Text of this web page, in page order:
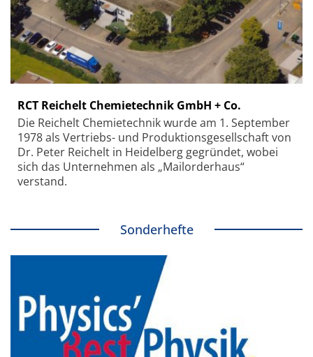
RCT Reichelt Chemietechnik GmbH + Co.
Die Reichelt Chemietechnik wurde am 1. September
1978 als Vertriebs- und Produktionsgesellschaft von
Dr. Peter Reichelt in Heidelberg gegründet, wobei
sich das Unternehmen als „Mailorderhaus“
verstand.
Sonderhefte